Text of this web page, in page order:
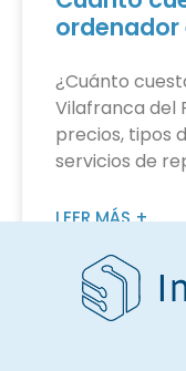
ordenador
¿Cuánto
Vilafranca del
precios, tipos
servicios de
LEER MÁS +